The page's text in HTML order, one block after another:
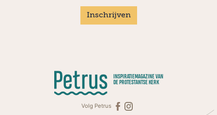
Inschrijven
INSPIRATIEMAGAZINE VAN
DE PROTESTANTSE KERK
Volg Petrus